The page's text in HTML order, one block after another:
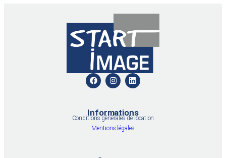
Informations
Conditions générales de location
Mentions légales